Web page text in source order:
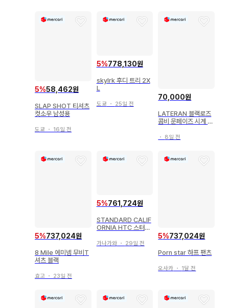
5%58,462원
SLAP SHOT 티셔츠
컷소우 남성용
도쿄 ・ 16일 전
5%778,130원
skylrk 후디 트리 2X
L
도쿄 ・ 25일 전
70,000원
LATERAN 블랙로즈
콤비 문페이즈 시계 새
・ 8일 전
5%737,024원
8 Mile 에미넴 무비T
셔츠 블랙
효고 ・ 23일 전
5%761,724원
STANDARD CALIF
ORNIA HTC 스터드
가나가와・ 29일 전
5%737,024원
Porn star 하프 팬츠
오사카 ・ 1달 전